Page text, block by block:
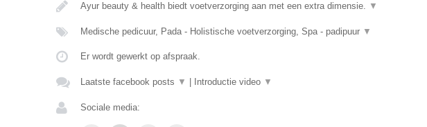
Ayur beauty & health biedt voetverzorging aan met een extra dimensie. ▼
Medische pedicuur, Pada - Holistische voetverzorging, Spa - padipuur ▼
Er wordt gewerkt op afspraak.
Laatste facebook posts ▼ Introductie video ▼
Sociale media: